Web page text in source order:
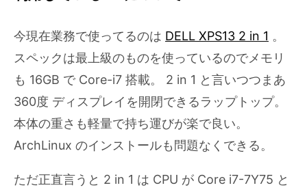
今現在業務で使ってるのは DELL XPS13 2 in 1 。
スペックは最上級のものを使っているのでメモリ
も 16GB で Core-i7 搭載。 2 in 1 と言いつつまあ
360度 ディスプレイを開閉できるラップトップ。
本体の重さも軽量で持ち運びが楽で良い。
ArchLinux のインストールも問題なくできる。
ただ正直言うと 2 in 1 は CPU が Core i7-7Y75 と